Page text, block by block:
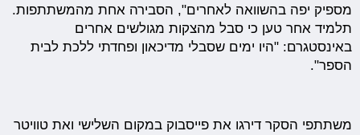
מספיק יפה בהשוואה לאחרים", הסבירה אחת מהמשתתפות.
תלמיד אחר טען כי סבל מהצקות מגולשים אחרים
באינסטגרם: "היו ימים שסבלי מדיכאון ופחדתי ללכת לבית
הספר".
משתתפי הסקר דירגו את פייסבוק במקום השלישי ואת טוויטר